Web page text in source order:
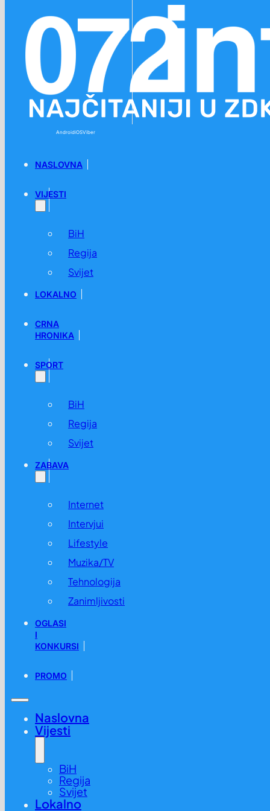
AndroidiOSViber
NASLOVNA
VIJESTI
BiH
Regija
Svijet
LOKALNO
CRNA
HRONIKA
SPORT
BiH
Regija
Svijet
ZABAVA
Internet
Intervjui
Lifestyle
Muzika/TV
Tehnologija
Zanimljivosti
OGLASI
I
KONKURSI
PROMO
Naslovna
Vijesti
BiH
Regija
Svijet
Lokalno